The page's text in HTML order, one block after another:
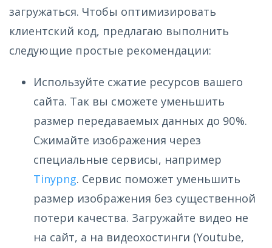
загружаться. Чтобы оптимизировать
клиентский код, предлагаю выполнить
следующие простые рекомендации:
Используйте сжатие ресурсов вашего
сайта. Так вы сможете уменьшить
размер передаваемых данных до 90%.
Сжимайте изображения через
специальные сервисы, например
Tinypng. Сервис поможет уменьшить
размер изображения без существенной
потери качества. Загружайте видео не
на сайт, а на видеохостинги (Youtube,